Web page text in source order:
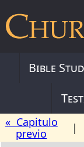
Bible
« Capitulo
previo
|